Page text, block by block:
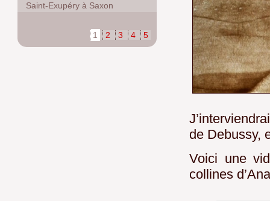
de Debussy,
Voici une
collines
Saint-Exupéry à Saxon
1 2 3 4 5